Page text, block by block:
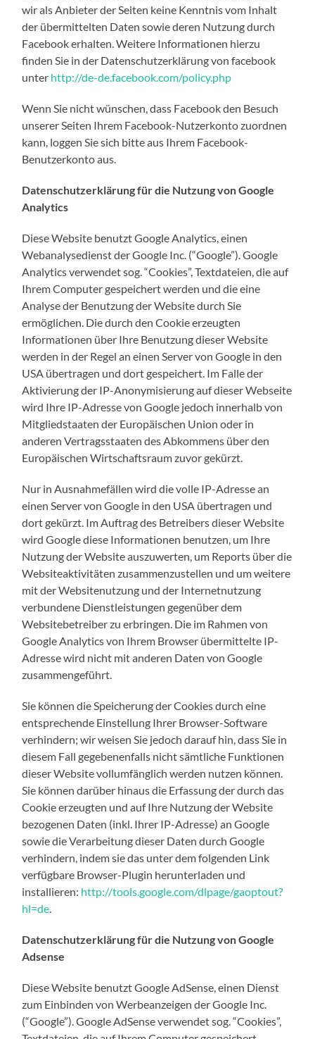
wir als Anbieter der Seiten keine Kenntnis vom Inhalt
der übermittelten Daten sowie deren Nutzung durch
Facebook erhalten. Weitere Informationen hierzu
finden Sie in der Datenschutzerklärung von facebook
unter http://de-de.facebook.com/policy.php
Wenn Sie nicht wünschen, dass Facebook den Besuch
unserer Seiten Ihrem Facebook-Nutzerkonto zuordnen
kann, loggen Sie sich bitte aus Ihrem Facebook-
Benutzerkonto aus.
Datenschutzerklärung für die Nutzung von Google
Analytics
Diese Website benutzt Google Analytics, einen
Webanalysedienst der Google Inc. (“Google”). Google
Analytics verwendet sog. “Cookies”, Textdateien, die auf
Ihrem Computer gespeichert werden und die eine
Analyse der Benutzung der Website durch Sie
ermöglichen. Die durch den Cookie erzeugten
Informationen über Ihre Benutzung dieser Website
werden in der Regel an einen Server von Google in den
USA übertragen und dort gespeichert. Im Falle der
Aktivierung der IP-Anonymisierung auf dieser Webseite
wird Ihre IP-Adresse von Google jedoch innerhalb von
Mitgliedstaaten der Europäischen Union oder in
anderen Vertragsstaaten des Abkommens über den
Europäischen Wirtschaftsraum zuvor gekürzt.
Nur in Ausnahmefällen wird die volle IP-Adresse an
einen Server von Google in den USA übertragen und
dort gekürzt. Im Auftrag des Betreibers dieser Website
wird Google diese Informationen benutzen, um Ihre
Nutzung der Website auszuwerten, um Reports über die
Websiteaktivitäten zusammenzustellen und um weitere
mit der Websitenutzung und der Internetnutzung
verbundene Dienstleistungen gegenüber dem
Websitebetreiber zu erbringen. Die im Rahmen von
Google Analytics von Ihrem Browser übermittelte IP-
Adresse wird nicht mit anderen Daten von Google
zusammengeführt.
Sie können die Speicherung der Cookies durch eine
entsprechende Einstellung Ihrer Browser-Software
verhindern; wir weisen Sie jedoch darauf hin, dass Sie in
diesem Fall gegebenenfalls nicht sämtliche Funktionen
dieser Website vollumfänglich werden nutzen können.
Sie können darüber hinaus die Erfassung der durch das
Cookie erzeugten und auf Ihre Nutzung der Website
bezogenen Daten (inkl. Ihrer IP-Adresse) an Google
sowie die Verarbeitung dieser Daten durch Google
verhindern, indem sie das unter dem folgenden Link
verfügbare Browser-Plugin herunterladen und
installieren: http://tools.google.com/dlpage/gaoptout?
hl=de
Datenschutzerklärung für die Nutzung von Google
Adsense
Diese Website benutzt Google AdSense, einen Dienst
zum Einbinden von Werbeanzeigen der Google Inc.
(“Google”). Google AdSense verwendet sog. “Cookies”,